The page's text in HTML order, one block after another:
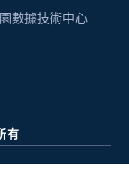
數據技術中心
有